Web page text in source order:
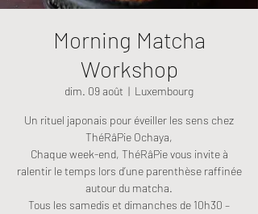
Morning Matcha
Workshop
dim. 09 août
  |
Luxembourg
Un rituel japonais pour éveiller les sens chez
ThéRâPie Ochaya,
Chaque week-end, ThéRâPie vous invite à
ralentir le temps lors d’une parenthèse raffinée
autour du matcha.
Tous les samedis et dimanches de 10h30 –